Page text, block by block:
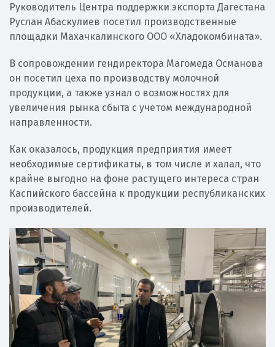
Руководитель Центра поддержки экспорта Дагестана
Руслан Абаскулиев посетил производственные
площадки Махачкалинского ООО «Хладокомбината».
В сопровождении гендиректора Магомеда Османова
он посетил цеха по производству молочной
продукции, а также узнал о возможностях для
увеличения рынка сбыта с учетом международной
направленности.
Как оказалось, продукция предприятия имеет
необходимые сертификаты, в том числе и халал, что
крайне выгодно на фоне растущего интереса стран
Каспийского бассейна к продукции республиканских
производителей.